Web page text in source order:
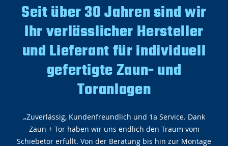
Seit über 30 Jahren sind wir
Ihr verlässlicher Hersteller
und Lieferant für individuell
gefertigte Zaun- und
Toranlagen
„Zuverlässig, Kundenfreundlich und 1a Service. Dank
Zaun + Tor haben wir uns endlich den Traum vom
Schiebetor erfüllt. Von der Beratung bis hin zur Montage
K C